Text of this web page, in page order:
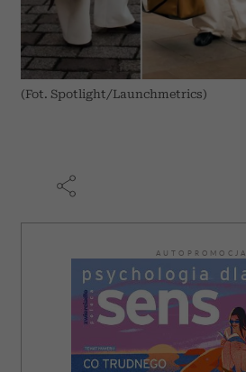
(Fot. Spotlight/Launchmetrics)
AUTOPROMOCJA